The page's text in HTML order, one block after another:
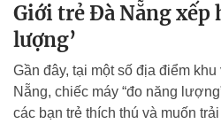
Giới trẻ Đà Nẵng xếp
lượng’
Gần đây, tại một số địa điểm
Nẵng, chiếc máy “đo năng
các bạn trẻ thích thú và muốn